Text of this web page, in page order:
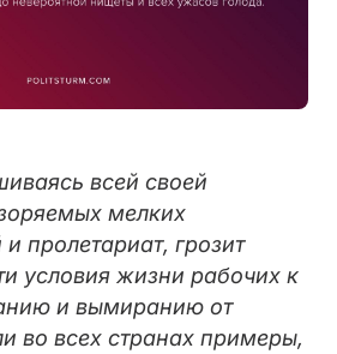
всей своей
мелких
пролетариат, грозит
условия жизни рабочих к
и вымиранию от
во всех странах примеры,